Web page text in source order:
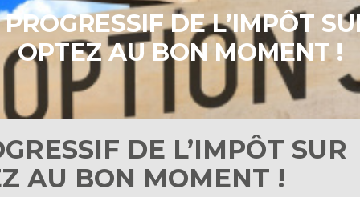
DE L’IMPÔT
OPTEZ AU BON MOMENT !
DE L’IMPÔT SUR
AU BON MOMENT !